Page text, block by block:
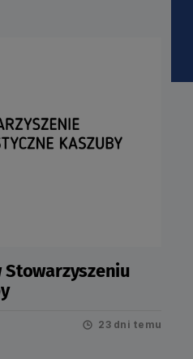
23 dni temu